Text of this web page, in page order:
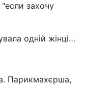
захочу
одній жінці…
Парикмахєрша,